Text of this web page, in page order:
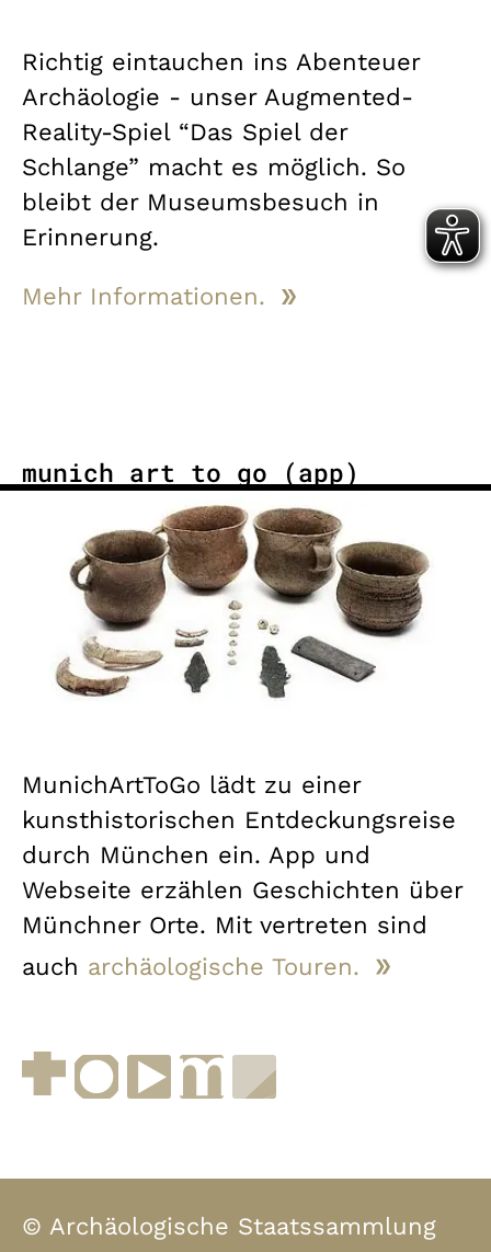
Richtig eintauchen ins Abenteuer
Archäologie - unser Augmented-
Reality-Spiel “Das Spiel der
Schlange” macht es möglich. So
bleibt der Museumsbesuch in
Erinnerung.
Mehr Informationen.
munich art to go (app)
MunichArtToGo lädt zu einer
kunsthistorischen Entdeckungsreise
durch München ein. App und
Webseite erzählen Geschichten über
Münchner Orte. Mit vertreten sind
auch archäologische Touren.
Facebook
Instagram
YouTubemuenchen.de
Museen in Bayern
© Archäologische Staatssammlung